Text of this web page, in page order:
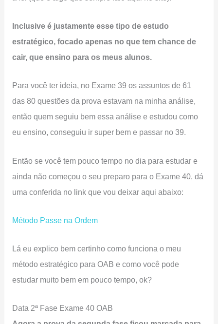
Inclusive é justamente esse tipo de estudo
estratégico, focado apenas no que tem chance de
cair, que ensino para os meus alunos.
Para você ter ideia, no Exame 39 os assuntos de 61
das 80 questões da prova estavam na minha análise,
então quem seguiu bem essa análise e estudou como
eu ensino, conseguiu ir super bem e passar no 39.
Então se você tem pouco tempo no dia para estudar e
ainda não começou o seu preparo para o Exame 40, dá
uma conferida no link que vou deixar aqui abaixo:
Método Passe na Ordem
Lá eu explico bem certinho como funciona o meu
método estratégico para OAB e como você pode
estudar muito bem em pouco tempo, ok?
Data 2ª Fase Exame 40 OAB